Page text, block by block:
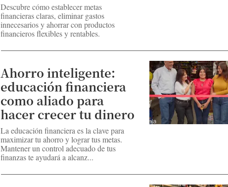
Descubre cómo establecer metas
financieras claras, eliminar gastos
innecesarios y ahorrar con productos
financieros flexibles y rentables.
Ahorro inteligente:
educación financiera
como aliado para
hacer crecer tu dinero
La educación financiera es la clave para
maximizar tu ahorro y lograr tus metas.
Mantener un control adecuado de tus
finanzas te ayudará a alcanz...